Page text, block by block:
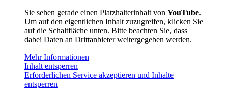
Sie sehen gerade einen Platzhalterinhalt von YouTube.
Um auf den eigentlichen Inhalt zuzugreifen, klicken Sie
auf die Schaltfläche unten. Bitte beachten Sie, dass
dabei Daten an Drittanbieter weitergegeben werden.
Mehr Informationen
Inhalt entsperren
Erforderlichen Service akzeptieren und Inhalte
entsperren